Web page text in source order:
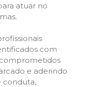
atuar no
com
e aderindo
conduta,